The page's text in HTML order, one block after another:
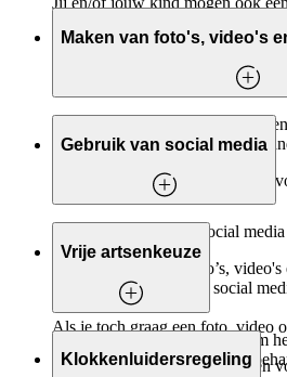
In principe bewaart het Prinses
met medische gegevens'.
Maken van foto's, video's
Je mag in het Prinses Maxima
horen zijn. Wanneer er toch
Wij gaan ervan uit dat je
Gebruik van social media
Natuurlijk mag je via social
Je mag niet zomaar foto’s,
het plaatsen hiervan op social
Als je toch graag een foto, video
Wij gaan ervan uit dat je
Vrije artsenkeuze
In het Prinses Máxima Centrum
kun je dat aangeven bij jouw
Klokkenluidersregeling